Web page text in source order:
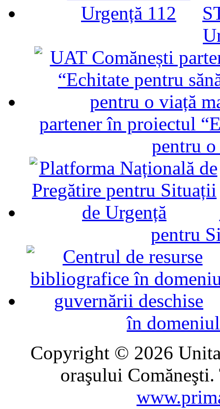
partener în proiectul
pentru
pentru
în
Copyright © 2026
oraşului